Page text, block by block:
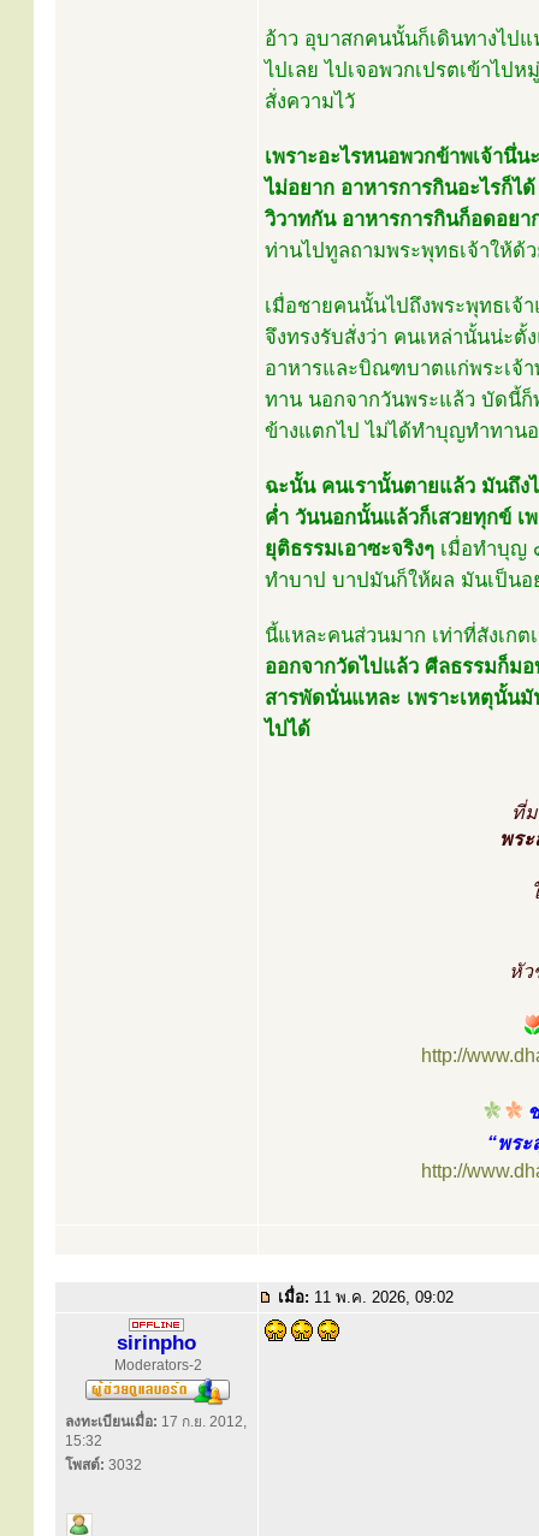
อ้าว อุบาสกคนนั้นก็เดินทางไป
ไปเลย ไปเจอพวกเปรตเข้าไป
สั่งความไวั
เพราะอะไรหนอพวกข้าพเจ้านึ่
ไม่อยาก อาหารการกินอะไรก็
วิวาทกัน อาหารการกินก็อดอยา
ท่านไปทูลถามพระพุทธเจ้าให้ด้
เมื่อชายคนนั้นไปถึงพระพุทธเจ้
จึงทรงรับสั่งว่า คนเหล่านั้นน่ะ
อาหารและบิณฑบาตแก่พระเจ้
ทาน นอกจากวันพระแล้ว บัดนี้ก็
ข้างแตกไป ไม่ได้ทำบุญทำทาน
ฉะนั้น คนเรานั้นตายแล้ว มันถึง
คํ่า วันนอกนั้นแล้วก็เสวยทุกข์
ยุติธรรมเอาซะจริงๆ เมื่อทำบุญ
ทำบาป บาปมันก็ให้ผล มันเป็น
นี้แหละคนส่วนมาก เท่าที่สังเก
ออกจากวัดไปแล้ว ศีลธรรมก็ม
สารพัดนั่นแหละ เพราะเหตุนั้นมั
ไปได้
ที่
พร
หั
http://
ช
“พร
http://
เมื่อ: 11 พ.ค. 2026, 09:02
sirinpho
Moderators-2
ลงทะเบียนเมื่อ: 17 ก.ย. 2012,
15:32
โพสต์: 3032